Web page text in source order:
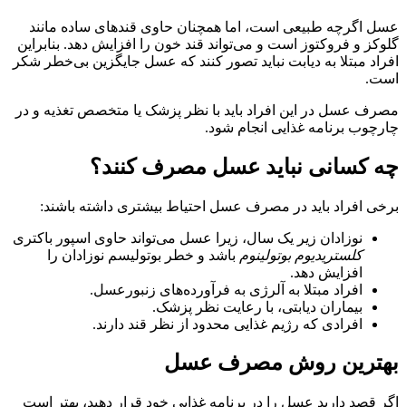
عسل اگرچه طبیعی است، اما همچنان حاوی قندهای ساده مانند
گلوکز و فروکتوز است و می‌تواند قند خون را افزایش دهد. بنابراین
افراد مبتلا به دیابت نباید تصور کنند که عسل جایگزین بی‌خطر شکر
است.
مصرف عسل در این افراد باید با نظر پزشک یا متخصص تغذیه و در
چارچوب برنامه غذایی انجام شود.
چه کسانی نباید عسل مصرف کنند؟
برخی افراد باید در مصرف عسل احتیاط بیشتری داشته باشند:
نوزادان زیر یک سال، زیرا عسل می‌تواند حاوی اسپور باکتری
کلستریدیوم بوتولینوم باشد و خطر بوتولیسم نوزادان را
افزایش دهد.
افراد مبتلا به آلرژی به فرآورده‌های زنبورعسل.
بیماران دیابتی، با رعایت نظر پزشک.
افرادی که رژیم غذایی محدود از نظر قند دارند.
بهترین روش مصرف عسل
اگر قصد دارید عسل را در برنامه غذایی خود قرار دهید، بهتر است